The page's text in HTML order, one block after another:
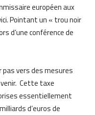
européen aux
Pointant un « trou noir
d’une conférence de
pas vers des mesures
Cette taxe
essentiellement
d’euros de